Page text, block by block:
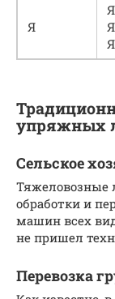
Я
упряжных
Сельское
Тяжеловозные
обработки и
машин всех
не пришел
Перевозка